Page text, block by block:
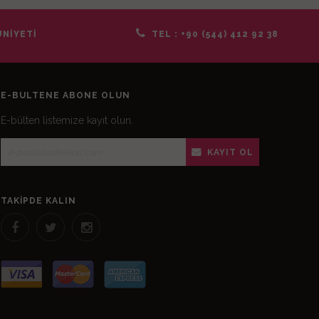
TEL : +90 (544) 412 92 38
E-BÜLTENE ABONE OLUN
E-bülten listemize kayıt olun.
KAYIT OL
TAKIPDE KALIN